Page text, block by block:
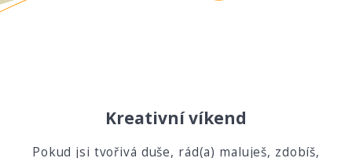
Kreativní víkend
Pokud jsi tvořivá duše, rád(a) maluješ, zdobíš,